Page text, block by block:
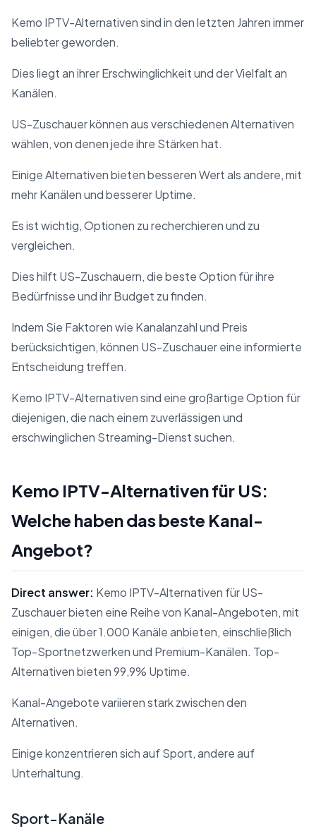
Kemo IPTV-Alternativen sind in den letzten Jahren immer
beliebter geworden.
Dies liegt an ihrer Erschwinglichkeit und der Vielfalt an
Kanälen.
US-Zuschauer können aus verschiedenen Alternativen
wählen, von denen jede ihre Stärken hat.
Einige Alternativen bieten besseren Wert als andere, mit
mehr Kanälen und besserer Uptime.
Es ist wichtig, Optionen zu recherchieren und zu
vergleichen.
Dies hilft US-Zuschauern, die beste Option für ihre
Bedürfnisse und ihr Budget zu finden.
Indem Sie Faktoren wie Kanalanzahl und Preis
berücksichtigen, können US-Zuschauer eine informierte
Entscheidung treffen.
Kemo IPTV-Alternativen sind eine großartige Option für
diejenigen, die nach einem zuverlässigen und
erschwinglichen Streaming-Dienst suchen.
Kemo IPTV-Alternativen für US:
Welche haben das beste Kanal-
Angebot?
Direct answer: Kemo IPTV-Alternativen für US-
Zuschauer bieten eine Reihe von Kanal-Angeboten, mit
einigen, die über 1.000 Kanäle anbieten, einschließlich
Top-Sportnetzwerken und Premium-Kanälen. Top-
Alternativen bieten 99,9% Uptime.
Kanal-Angebote variieren stark zwischen den
Alternativen.
Einige konzentrieren sich auf Sport, andere auf
Unterhaltung.
Sport-Kanäle